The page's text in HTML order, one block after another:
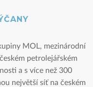
MOL, mezinárodní
petrolejářském
a s více než 300
největší síť na českém